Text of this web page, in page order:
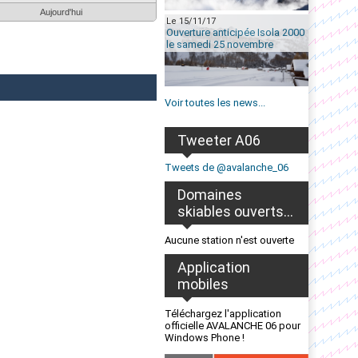
Aujourd'hui
Le 15/11/17
Ouverture anticipée Isola 2000
le samedi 25 novembre
Voir toutes les news...
Tweeter A06
Tweets de @avalanche_06
Domaines
skiables ouverts...
Aucune station n'est ouverte
Application
mobiles
Téléchargez l'application
officielle AVALANCHE 06 pour
Windows Phone !